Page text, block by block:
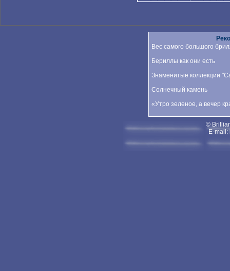
Вес самого большого
Бериллы как они есть
Знаменитые коллекции
Солнечный камень
«Утро зеленое, а вечер
©
E-mail: